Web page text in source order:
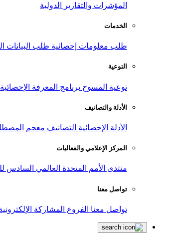
المؤشرات والتقارير الدولية
الخدمات
طلب معلومات إحصائية طلب البيانات
التوعية
توعية المسوح برنامج المعرفة الإحصائية
الأدلة والتصانيف
الأدلة الإحصائية التصانيف معجم
المركز الإعلامي والفعاليات
منتدى الأمم المتحدة العالمي السادس
تواصل معنا
تواصل معنا الفروع المشاركة